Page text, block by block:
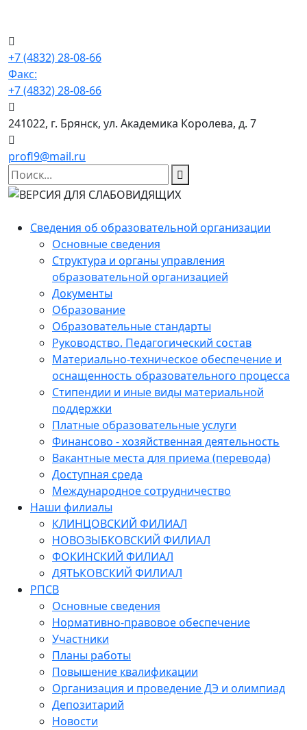
+7 (4832) 28-08-66
Факс:
+7 (4832) 28-08-66
241022, г. Брянск, ул. Академика Королева, д. 7
profl9@mail.ru
Сведения об образовательной организации
Основные сведения
Структура и органы управления
образовательной организацией
Документы
Образование
Образовательные стандарты
Руководство. Педагогический состав
Материально-техническое обеспечение и
оснащенность образовательного процесса
Стипендии и иные виды материальной
поддержки
Платные образовательные услуги
Финансово - хозяйственная деятельность
Вакантные места для приема (перевода)
Доступная среда
Международное сотрудничество
Наши филиалы
КЛИНЦОВСКИЙ ФИЛИАЛ
НОВОЗЫБКОВСКИЙ ФИЛИАЛ
ФОКИНСКИЙ ФИЛИАЛ
ДЯТЬКОВСКИЙ ФИЛИАЛ
РПСВ
Основные сведения
Нормативно-правовое обеспечение
Участники
Планы работы
Повышение квалификации
Организация и проведение ДЭ и олимпиад
Депозитарий
Новости